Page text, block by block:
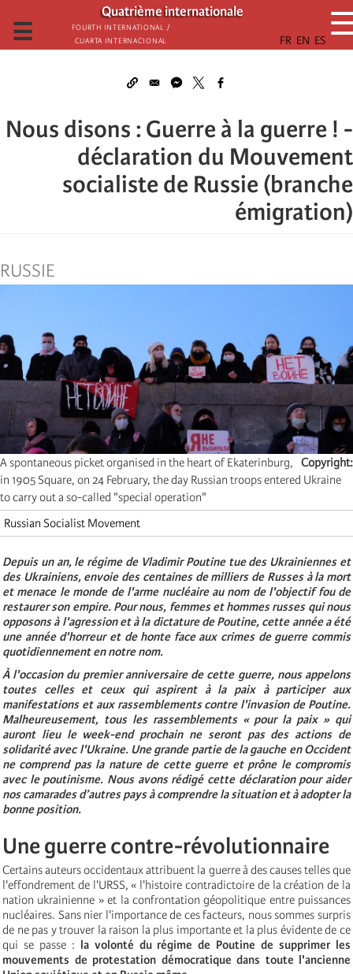
تجاوز
إلى
المحتوى
Quatrième internationale
Fourth International /
Cuarta Internacional
☰
Nous disons : Guerre à la guerre ! -
déclaration du Mouvement
socialiste de Russie (branche
émigration)
RUSSIE
Copyright
A spontaneous picket organised in the heart of Ekaterinburg,
in 1905 Square, on 24 February, the day Russian troops entered Ukraine
to carry out a so-called "special operation"
Russian Socialist Movement
Depuis un an, le régime de Vladimir Poutine tue des Ukrainiennes et
des Ukrainiens, envoie des centaines de milliers de Russes à la mort
et menace le monde de l'arme nucléaire au nom de l'objectif fou de
restaurer son empire. Pour nous, femmes et hommes russes qui nous
opposons à l'agression et à la dictature de Poutine, cette année a été
une année d'horreur et de honte face aux crimes de guerre commis
quotidiennement en notre nom.
À l'occasion du premier anniversaire de cette guerre, nous appelons
toutes celles et ceux qui aspirent à la paix à participer aux
manifestations et aux rassemblements contre l'invasion de Poutine.
Malheureusement, tous les rassemblements « pour la paix » qui
auront lieu le week-end prochain ne seront pas des actions de
solidarité avec l'Ukraine. Une grande partie de la gauche en Occident
ne comprend pas la nature de cette guerre et prône le compromis
avec le poutinisme. Nous avons rédigé cette déclaration pour aider
nos camarades d’autres pays à comprendre la situation et à adopter la
bonne position.
Une guerre contre-révolutionnaire
Certains auteurs occidentaux attribuent la guerre à des causes telles que
l'effondrement de l'URSS, « l'histoire contradictoire de la création de la
nation ukrainienne » et la confrontation géopolitique entre puissances
nucléaires. Sans nier l'importance de ces facteurs, nous sommes surpris
de ne pas y trouver la raison la plus importante et la plus évidente de ce
qui se passe : la volonté du régime de Poutine de supprimer les
mouvements de protestation démocratique dans toute l'ancienne